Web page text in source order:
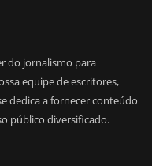
do jornalismo para
equipe de escritores,
dedica a fornecer conteúdo
público diversificado.